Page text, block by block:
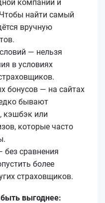
компании и
Чтобы найти самый
вручную
— нельзя
в условиях
бонусов — на сайтах
бывают
кэшбэк или
которые часто
без сравнения
более
страховщиков.
выгоднее: